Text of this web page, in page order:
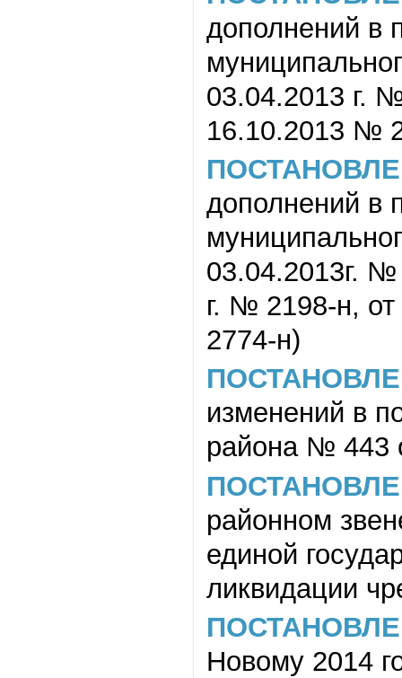
дополнений в
03.04.2013 г.
16.10.2013 №
дополнений в
03.04.2013г.
г. № 2198-н,
2774-н)
изменений в
района № 443
районном
единой
ликвидации
Новому 2014